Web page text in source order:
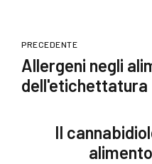
PRECEDENTE
Allergeni negli
dell'etichettatura
Il